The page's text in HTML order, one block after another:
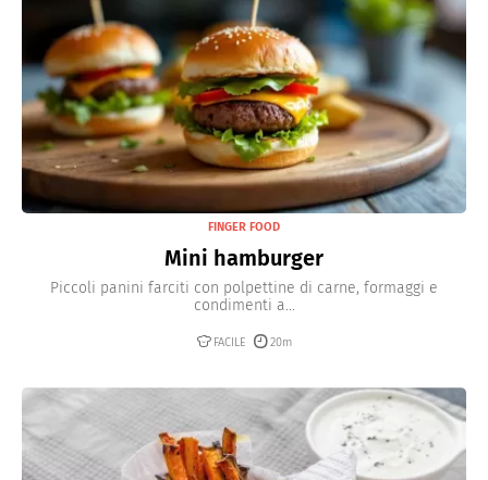
FINGER FOOD
Mini hamburger
Piccoli panini farciti con polpettine di carne, formaggi e
condimenti a...
FACILE 20m